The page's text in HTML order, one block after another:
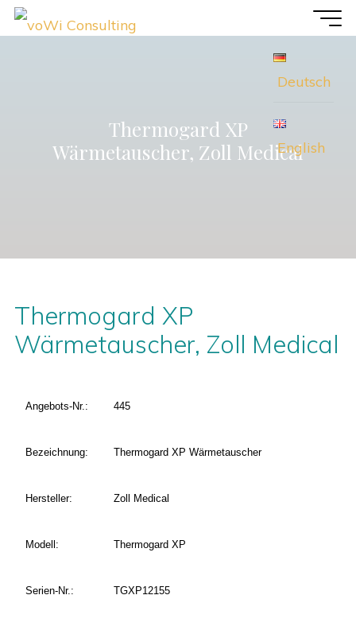
Zum
Inhalt
Deutsch
English
Thermogard XP
Wärmetauscher, Zoll Medical
Thermogard XP
Wärmetauscher, Zoll Medical
Angebots-Nr.: 445
Bezeichnung: Thermogard XP Wärmetauscher
Hersteller: Zoll Medical
Modell: Thermogard XP
Serien-Nr.: TGXP12155